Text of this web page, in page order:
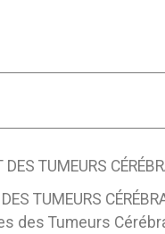
TUMEURS
TUMEURS
des Tumeurs